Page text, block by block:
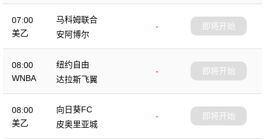
07:00
美乙
马科姆联合
-
安阿博尔
即将开始
08:00
WNBA
纽约自由
-
达拉斯飞翼
即将开始
08:00
美乙
向日葵FC
-
皮奥里亚城
即将开始